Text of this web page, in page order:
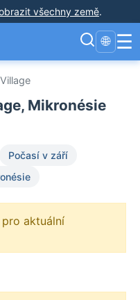
všechny země.
🌐 ☰
Mikronésie
Počasí v září
aktuální